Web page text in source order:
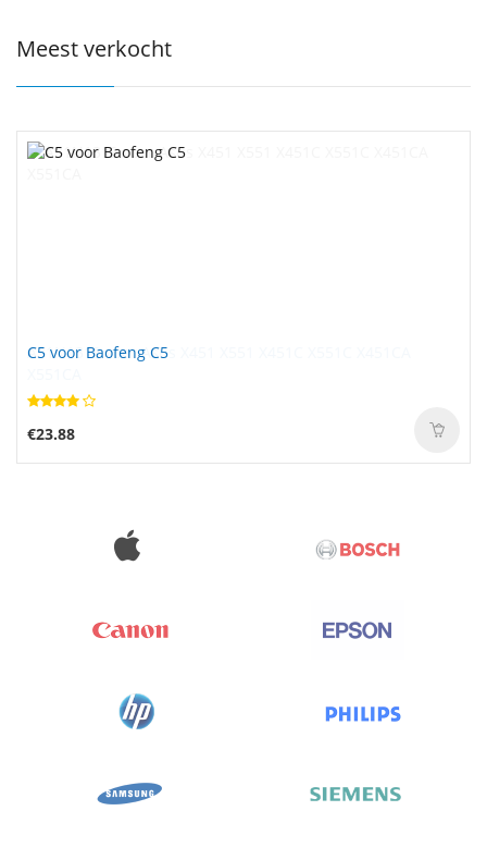
Meest verkocht
C5 voor Baofeng C5
€23.88